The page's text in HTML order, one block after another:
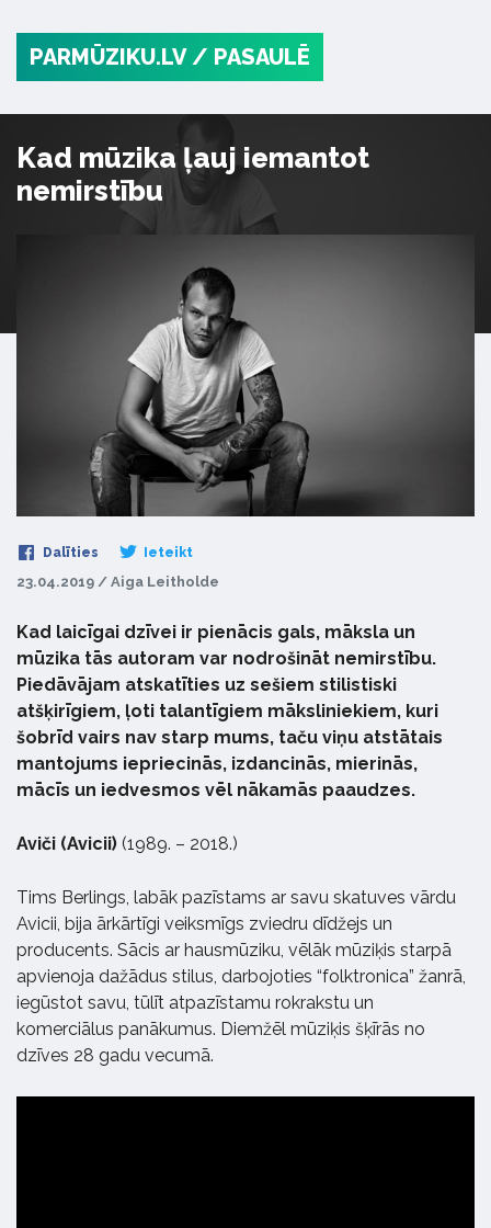
PARMŪZIKU.LV / PASAULĒ
Kad mūzika ļauj iemantot
nemirstību
Dalīties Ieteikt
23.04.2019 / Aiga Leitholde
Kad laicīgai dzīvei ir pienācis gals, māksla un
mūzika tās autoram var nodrošināt nemirstību.
Piedāvājam atskatīties uz sešiem stilistiski
atšķirīgiem, ļoti talantīgiem māksliniekiem, kuri
šobrīd vairs nav starp mums, taču viņu atstātais
mantojums iepriecinās, izdancinās, mierinās,
mācīs un iedvesmos vēl nākamās paaudzes.
Aviči (Avicii) (1989. – 2018.)
Tims Berlings, labāk pazīstams ar savu skatuves vārdu
Avicii, bija ārkārtīgi veiksmīgs zviedru dīdžejs un
producents. Sācis ar hausmūziku, vēlāk mūziķis starpā
apvienoja dažādus stilus, darbojoties “folktronica” žanrā,
iegūstot savu, tūlīt atpazīstamu rokrakstu un
komerciālus panākumus. Diemžēl mūziķis šķīrās no
dzīves 28 gadu vecumā.